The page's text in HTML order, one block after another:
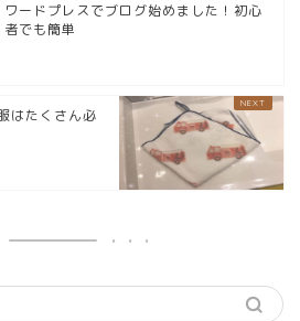
ワードプレスでブログ始めました！初心
者でも簡単
はたくさん必